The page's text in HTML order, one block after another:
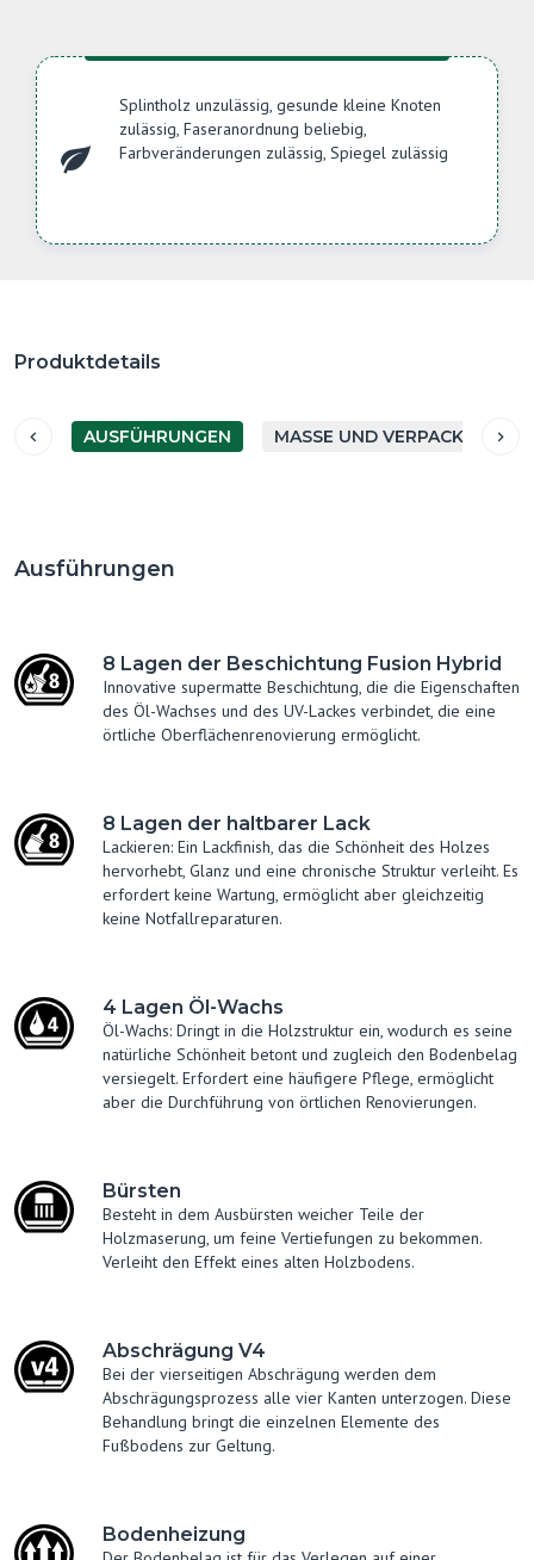
Splintholz unzulässig, gesunde kleine Knoten
zulässig, Faseranordnung beliebig,
Farbveränderungen zulässig, Spiegel zulässig
Produktdetails
AUSFÜHRUNGEN MASSE UND VERPACKUNG
Ausführungen
8 Lagen der Beschichtung Fusion Hybrid
Innovative supermatte Beschichtung, die die Eigenschaften
des Öl-Wachses und des UV-Lackes verbindet, die eine
örtliche Oberflächenrenovierung ermöglicht.
8 Lagen der haltbarer Lack
Lackieren: Ein Lackfinish, das die Schönheit des Holzes
hervorhebt, Glanz und eine chronische Struktur verleiht. Es
erfordert keine Wartung, ermöglicht aber gleichzeitig
keine Notfallreparaturen.
4 Lagen Öl-Wachs
Öl-Wachs: Dringt in die Holzstruktur ein, wodurch es seine
natürliche Schönheit betont und zugleich den Bodenbelag
versiegelt. Erfordert eine häufigere Pflege, ermöglicht
aber die Durchführung von örtlichen Renovierungen.
Bürsten
Besteht in dem Ausbürsten weicher Teile der
Holzmaserung, um feine Vertiefungen zu bekommen.
Verleiht den Effekt eines alten Holzbodens.
Abschrägung V4
Bei der vierseitigen Abschrägung werden dem
Abschrägungsprozess alle vier Kanten unterzogen. Diese
Behandlung bringt die einzelnen Elemente des
Fußbodens zur Geltung.
Bodenheizung